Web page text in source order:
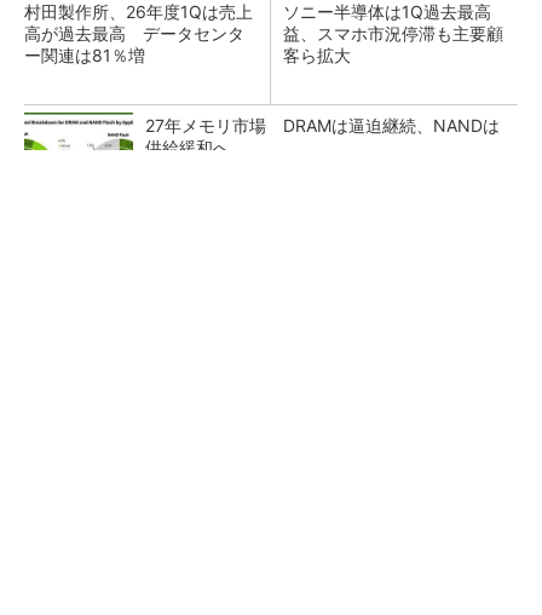
村田製作所、26年度1Qは売上
高が過去最高 データセンタ
ー関連は81％増
ソニー半導体は1Q過去最高
益、スマホ市況停滞も主要顧
客ら拡大
27年メモリ市場 DRAMは逼迫継続、NANDは
供給緩和へ